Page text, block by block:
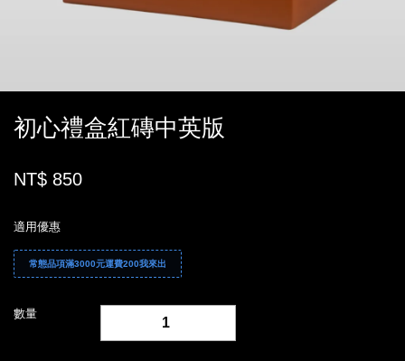
初心禮盒紅磚中英版
NT$ 850
適用優惠
常態品項滿3000元運費200我來出
數量